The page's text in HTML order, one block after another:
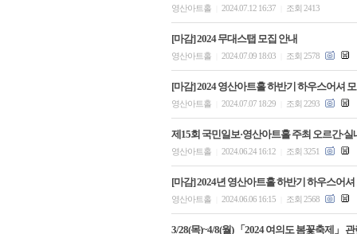
영산아트홀 2024.07.12 16:37 조회 2413
[마감] 2024 무대스탭 모집 안내
영산아트홀 2024.07.09 18:03 조회 2578
[마감] 2024 영산아트홀 하반기 하우스어셔
영산아트홀 2024.07.07 18:29 조회 2293
제15회 국민일보·영산아트홀 주최 오르간·실
영산아트홀 2024.06.24 16:12 조회 3251
[마감] 2024년 영산아트홀 하반기 하우스어셔
영산아트홀 2024.06.06 16:15 조회 2568
3/28(목)~4/8(월) 「2024 여의도 봄꽃축제」